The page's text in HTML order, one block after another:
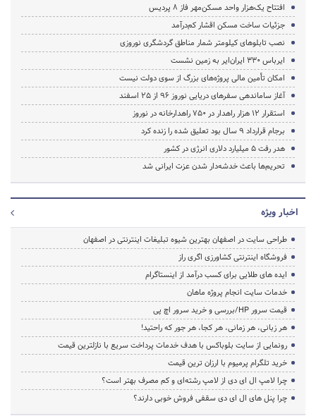
افتتاح یک‌هزار واحد مسکن‌مهر فاز ۸ پردیس
جزئیات ساخت مسکن اقشار کم‌درآمد
نصب تابلوهای کیلومتر شمار مناطق گردشگری نوروزی
ایرباس ۳۳۰ ایران‌ایر به زمین نشست
امکان تأمین مالی پروژه‌های بزرگ از سوی دولت نیست
آغاز ساماندهی سفرهای دریایی نوروز ۹۶ از ۲۵ اسفند‌
استقرار ۱۲ هزار راهدار در ۷۵۰ راهدارخانه در نوروز
برجام قرارداد ۹ سال بود تعلیق شده را زنده کرد
هدر رفت ۵ میلیارد دلاری انرژی در کشور
تحریم‌ها باعث خدشه‌دار شدن عزت ایرانی شد
اخبار ویژه
طراحی سایت در اصفهان بهترین شیوه تبلیغات اینترنتی در اصفهان
فروشگاه اینترنتی کشاورزی اگری راز
ایده های طلایی برای کسب درآمد از اینستاگرام
خدمات سایت انجام پروژه ماهان
قیمت سرور HP/بررسی و خرید سرور اچ پی
هر زبانی، هر زمانی، هر کجا، هر جور که راحتید!
رونمایی از سایت بلوباکس با هدف خدمات پرداخت سریع با نازلترین قیمت
خرید تلگرام پرمیوم با ارزان ترین قیمت
چرا لامپ ال ای دی از لامپ رشته‌ای و کم مصرف بهتر است؟
چرا پنل های ال ای دی سقفی فروش خوبی دارند؟